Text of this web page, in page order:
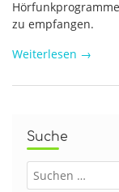
zu empfangen.
Weiterlesen →
Suche